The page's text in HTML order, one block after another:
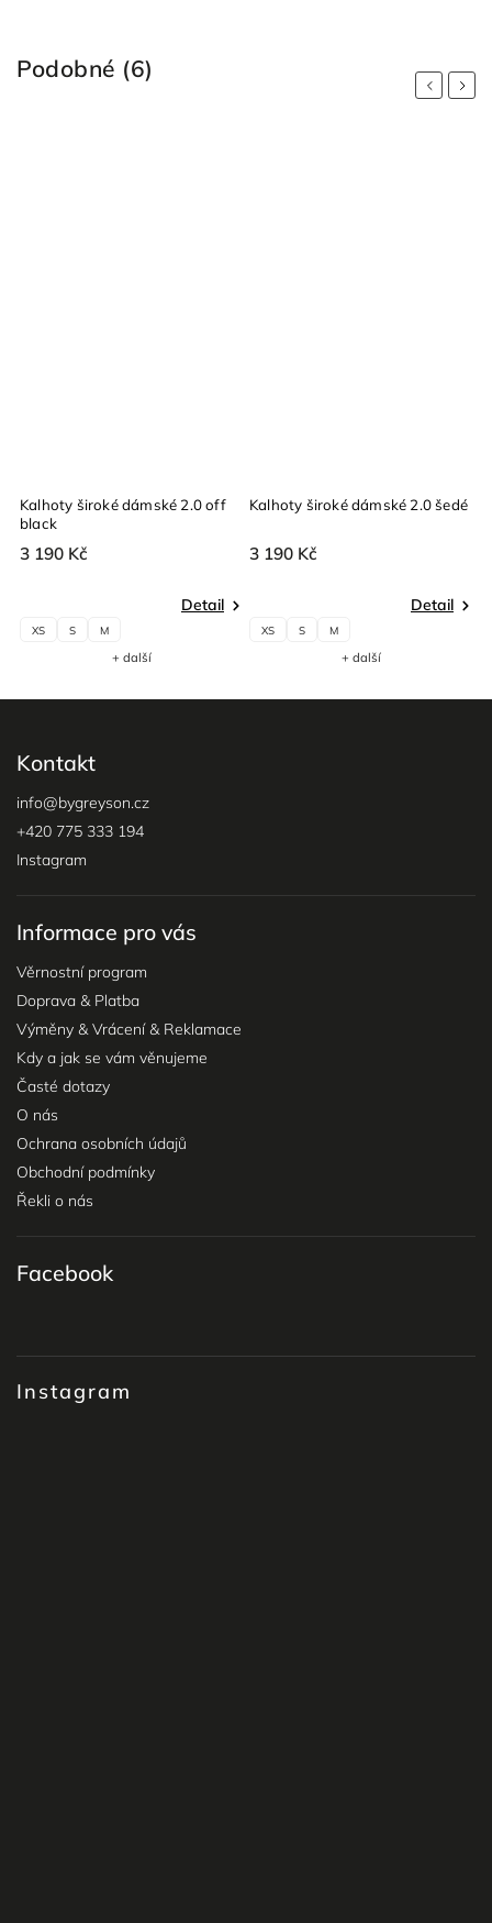
Podobné (6)
Previous
Kalhoty široké dámské 2.0 off
black
3 190 Kč
Detail
XS S M
+ další
Kalhoty široké dámské 2.0 šedé
3 190 Kč
Detail
XS S M
+ další
Next
Kontakt
info@bygreyson.cz
+420 775 333 194
Instagram
Informace pro vás
Věrnostní program
Doprava & Platba
Výměny & Vrácení & Reklamace
Kdy a jak se vám věnujeme
Časté dotazy
O nás
Ochrana osobních údajů
Obchodní podmínky
Řekli o nás
Instagram
Facebook